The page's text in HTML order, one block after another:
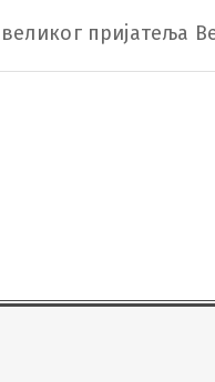
пријатеља